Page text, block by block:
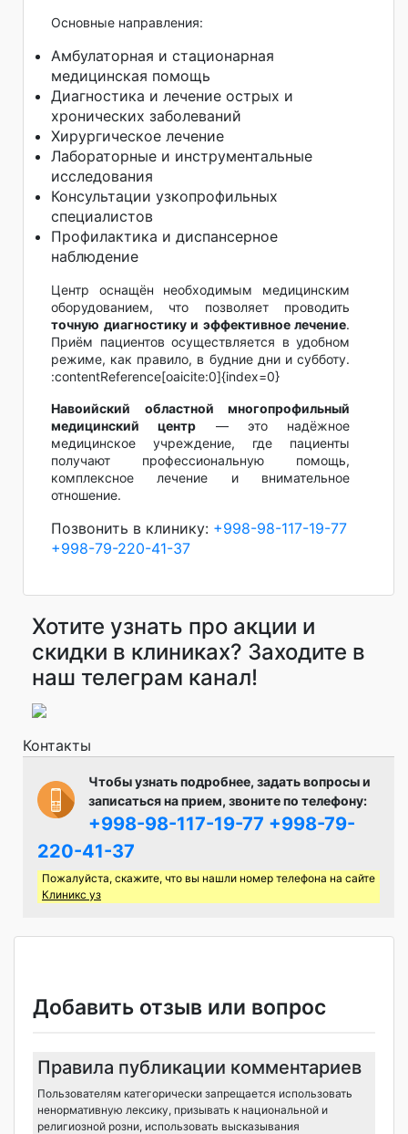
Основные направления:
Амбулаторная и стационарная
медицинская помощь
Диагностика и лечение острых и
хронических заболеваний
Хирургическое лечение
Лабораторные и инструментальные
исследования
Консультации узкопрофильных
специалистов
Профилактика и диспансерное
наблюдение
Центр оснащён необходимым медицинским
оборудованием, что позволяет проводить
точную диагностику и эффективное лечение.
Приём пациентов осуществляется в удобном
режиме, как правило, в будние дни и субботу.
:contentReference[oaicite:0]{index=0}
Навоийский областной многопрофильный
медицинский центр — это надёжное
медицинское учреждение, где пациенты
получают профессиональную помощь,
комплексное лечение и внимательное
отношение.
Позвонить в клинику: +998-98-117-19-77
+998-79-220-41-37
Хотите узнать про акции и
скидки в клиниках? Заходите в
наш телеграм канал!
Контакты
Чтобы узнать подробнее, задать вопросы и
записаться на прием, звоните по телефону:
+998-98-117-19-77 +998-79-
220-41-37
Пожалуйста, скажите, что вы нашли номер телефона на сайте
Клиникс уз
Добавить отзыв или вопрос
Правила публикации комментариев
Пользователям категорически запрещается использовать
ненормативную лексику, призывать к национальной и
религиозной розни, использовать высказывания